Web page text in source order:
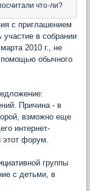
что-ли?
с приглашением
в собрании
2010 г., не
помощью обычного
Причина - в
взможно еще
интернет-
форум.
группы
с детьми, в